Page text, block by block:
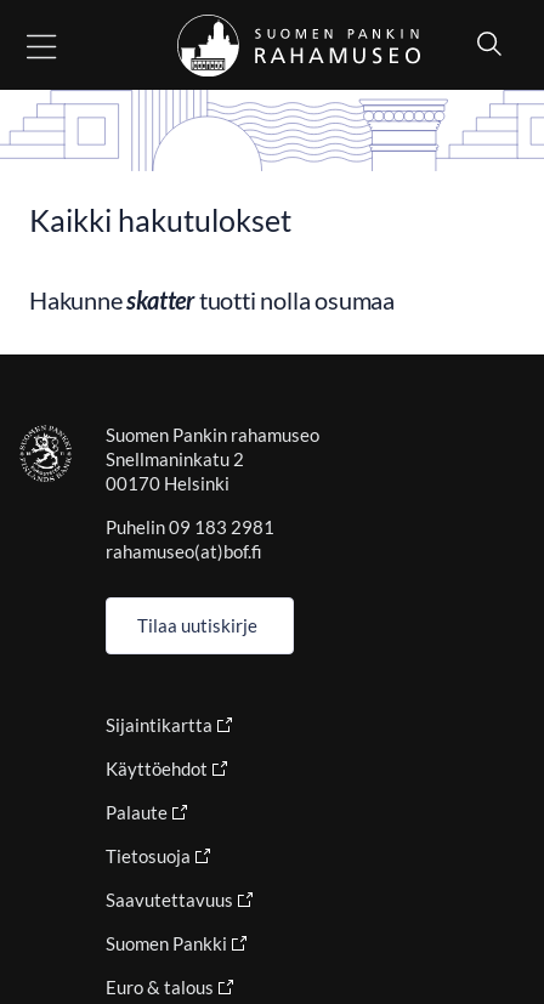
Kaikki hakutulokset
Hakunneskattertuotti nolla osumaa
Suomen Pankin rahamuseo
Snellmaninkatu 2
00170 Helsinki
Puhelin 09 183 2981
rahamuseo(at)bof.fi
Tilaa uutiskirje
Sijaintikartta
Käyttöehdot
Palaute
Tietosuoja
Saavutettavuus
Suomen Pankki
Euro & talous